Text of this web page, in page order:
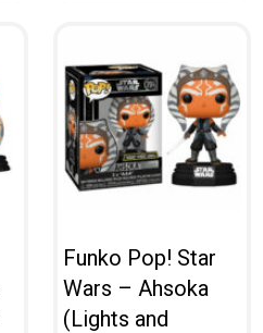
Funko Pop! Star
Wars – Ahsoka
(Lights and